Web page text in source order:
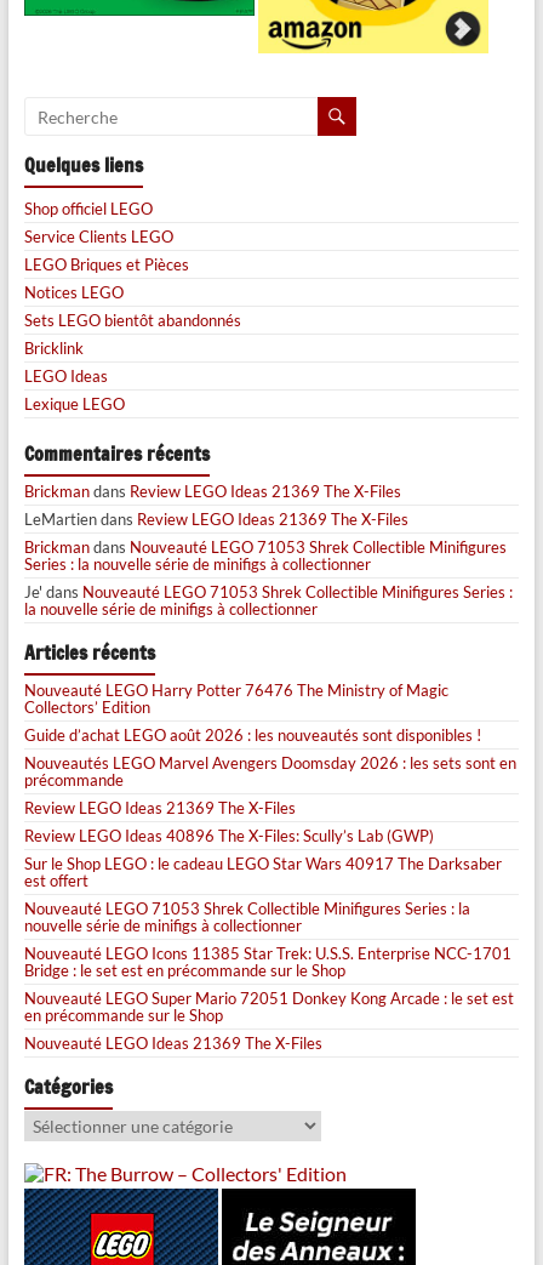
Quelques liens
Shop officiel LEGO
Service Clients LEGO
LEGO Briques et Pièces
Notices LEGO
Sets LEGO bientôt abandonnés
Bricklink
LEGO Ideas
Lexique LEGO
Commentaires récents
Brickmandans Review LEGO Ideas 21369 The X-Files
LeMartiendans Review LEGO Ideas 21369 The X-Files
Brickmandans Nouveauté LEGO 71053 Shrek Collectible Minifigures
Series : la nouvelle série de minifigs à collectionner
Je' dans Nouveauté LEGO 71053 Shrek Collectible Minifigures Series :
la nouvelle série de minifigs à collectionner
Articles récents
Nouveauté LEGO Harry Potter 76476 The Ministry of Magic
Collectors’ Edition
Guide d’achat LEGO août 2026 : les nouveautés sont disponibles !
Nouveautés LEGO Marvel Avengers Doomsday 2026 : les sets sont en
précommande
Review LEGO Ideas 21369 The X-Files
Review LEGO Ideas 40896 The X-Files: Scully’s Lab (GWP)
Sur le Shop LEGO : le cadeau LEGO Star Wars 40917 The Darksaber
est offert
Nouveauté LEGO 71053 Shrek Collectible Minifigures Series : la
nouvelle série de minifigs à collectionner
Nouveauté LEGO Icons 11385 Star Trek: U.S.S. Enterprise NCC-1701
Bridge : le set est en précommande sur le Shop
Nouveauté LEGO Super Mario 72051 Donkey Kong Arcade : le set est
en précommande sur le Shop
Nouveauté LEGO Ideas 21369 The X-Files
Catégories
Catégories